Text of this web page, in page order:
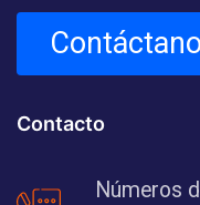
Contacto
Números